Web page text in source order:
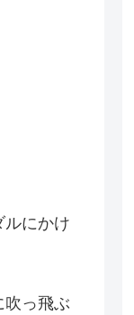
ルにかけ
吹っ飛ぶ